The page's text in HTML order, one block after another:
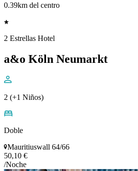
0.39km del centro
2 Estrellas Hotel
a&o Köln Neumarkt
2 (+1 Niños)
Doble
Mauritiuswall 64/66
50,10 €
/Noche